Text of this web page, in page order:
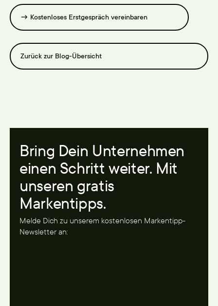
→ Kostenloses Erstgespräch vereinbaren
Zurück zur Blog-Übersicht
Bring Dein Unternehmen
einen Schritt weiter. Mit
unseren gratis
Markentipps.
Melde Dich zu unserem kostenlosen Markentipp-
Newsletter an: